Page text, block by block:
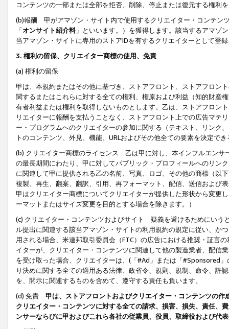
コンテンツの一部または全部を拒否、削除、停止または復元する権利
(b)報酬 甲がアマゾン・サイト内で使用するクリエイター・コンテン
「オンサイト紹介料」といいます。）を獲得します。該当するアマゾ
当アマゾン・サイトに専用のストアIDを有するクリエイターとして登
3. 権利の留保、クリエイター商標の使用、免責
(a) 権利の留保
甲は、本規約またはその他に基づき、ストアフロント、ストアフロン
関するまたはこれらに対する全ての権利、権原および利益（知的財産
有者利益または権利を取得しないものとします。乙は、ストアフロン
リエイターに報酬を支払うことなく、ストアフロント上での広告マテ
ー・プログラムへのクリエイターの参加に関する（テキスト、リンク
トのコンテンツ、外見、機能、URLおよびその他全ての要素を決定で
(b) クリエイター商標のライセンス 乙は甲に対し、本インフルエンサ
の最長期間にわたり、甲に対してパブリック・プロフィールへのリン
に関連して甲に提供される乙の名前、写真、ロゴ、その他の商標（以
複製、再生、翻案、翻訳、引用、再フォーマット、配信、送信および
甲はクリエイター商標についてクリエイターが提供した形状から変更
ーマットまたはサイズ変更を目的とする場合を除きます。）
(c) クリエイター・コンテンツおよびサイト 疑義を避けるためにいう
ル提出に関連する該当アマゾン・サイトの利用規約の規定に従い、か
用される場合、米連邦取引委員会（FTC）の広告における推奨・証言
イターが、クリエイター・コンテンツに関連して他の製造業者、配信
を受け取った場合、クリエイターは、(「#Ad」または「#Sponsored
り決めに関する全ての適用ある法律、政省令、規則、規制、命令、許
を、開示に関連するものを含めて、遵守する責任も負います。
(d) 免責 甲は、ストアフロントおよびクリエイター・コンテンツの
クリエイター・コンテンツに対する全ての請求、損害、損失、責任、
ンサーならびに甲およびこれら各社の従業員、役員、取締役および代